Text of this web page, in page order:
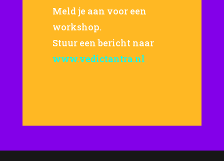
Meld je aan voor een
workshop.
Stuur een bericht naar
www.vedictantra.nl